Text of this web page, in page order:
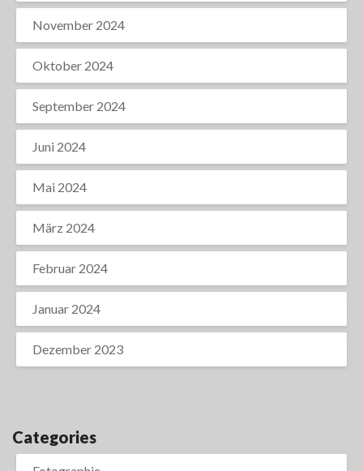
November 2024
Oktober 2024
September 2024
Juni 2024
Mai 2024
März 2024
Februar 2024
Januar 2024
Dezember 2023
Categories